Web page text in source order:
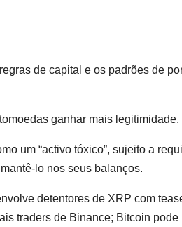
de capital e os padrões de
ganhar mais legitimidade.
um “activo tóxico”, sujeito a
lo nos seus balanços.
detentores de XRP com
traders de Binance; Bitcoin pode